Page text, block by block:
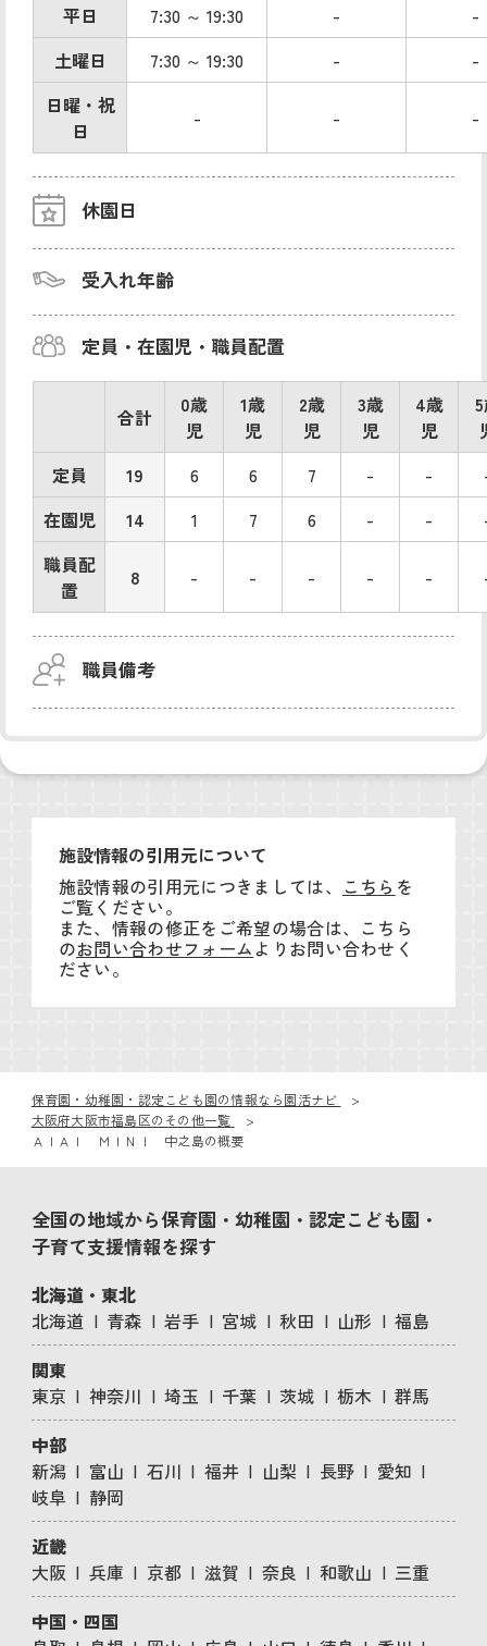
平日
7:30 ～ 19:30 -
-
土曜日
7:30 ～ 19:30 -
-
日曜・祝
日
- - -
休園日
受入れ年齢
定員・在園児・職員配置
合計
0歳
児
1歳
児
2歳
児
3歳
児
4歳
児
定員
19 6 6 7 - -
在園児
14 1 7 6 - -
職員配
置
8 - - - - -
職員備考
施設情報の引用元について
施設情報の引用元につきましては、 こちら を
ご覧ください。
また、情報の修正をご希望の場合は、こちら
のお問い合わせフォームよりお問い合わせく
ださい。
保育園・幼稚園・認定こども園の情報なら園活ナビ
大阪府大阪市福島区のその他一覧
ＡＩＡＩ ＭＩＮＩ 中之島の概要
全国の地域から保育園・幼稚園・認定こども園・
子育て支援情報を探す
北海道・東北
北海道
青森 岩手 宮城 秋田 山形
福島
関東
東京
神奈川 埼玉 千葉 茨城 栃木
群馬
中部
新潟
富山 石川 福井 山梨 長野
愛知
岐阜
静岡
近畿
大阪
兵庫 京都 滋賀 奈良 和歌山
三重
中国・四国